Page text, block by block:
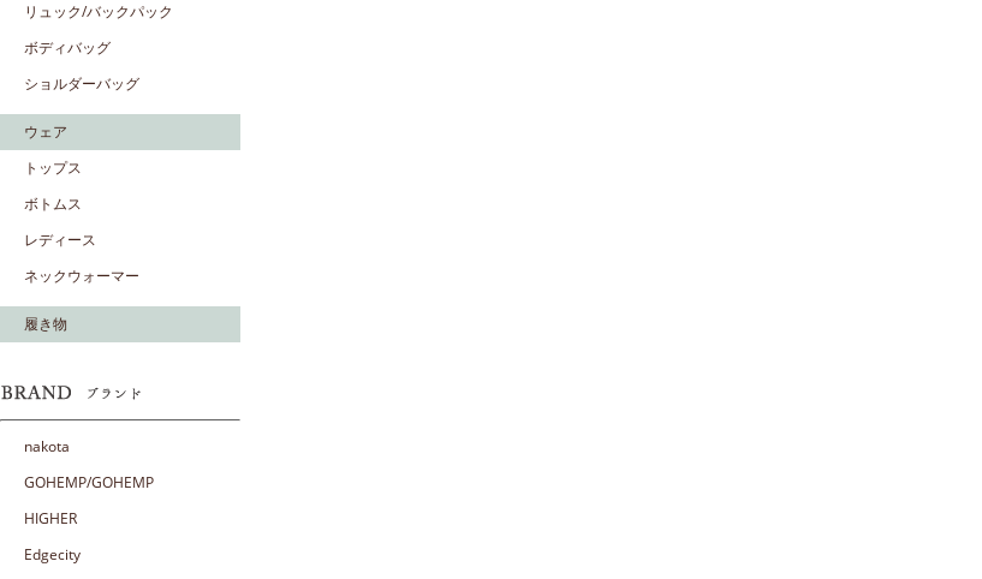
リュック/バックパック
ボディバッグ
ショルダーバッグ
ウェア
トップス
ボトムス
レディース
ネックウォーマー
履き物
nakota
GOHEMP/GOHEMP
HIGHER
Edgecity